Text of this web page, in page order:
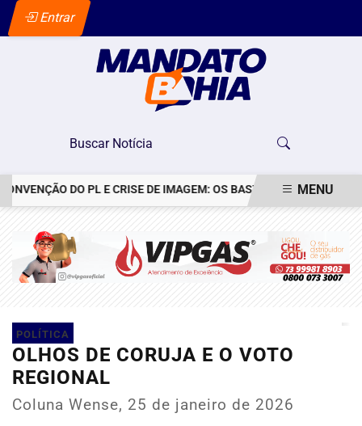
Entrar
DO PL E CRISE DE IMAGEM: OS BASTIDORES DO PEDIDO
MENU
POLÍTICA
OLHOS DE CORUJA E O VOTO
REGIONAL
Coluna Wense, 25 de janeiro de 2026